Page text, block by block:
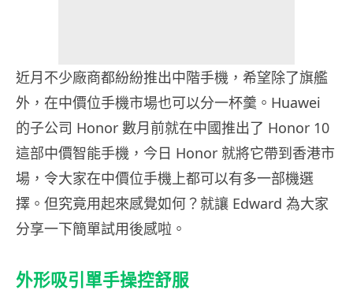
近月不少廠商都紛紛推出中階手機，希望除了旗艦
外，在中價位手機市場也可以分一杯羹。Huawei
的子公司 Honor 數月前就在中國推出了 Honor 10
這部中價智能手機，今日 Honor 就將它帶到香港市
場，令大家在中價位手機上都可以有多一部機選
擇。但究竟用起來感覺如何？就讓 Edward 為大家
分享一下簡單試用後感啦。
外形吸引單手操控舒服